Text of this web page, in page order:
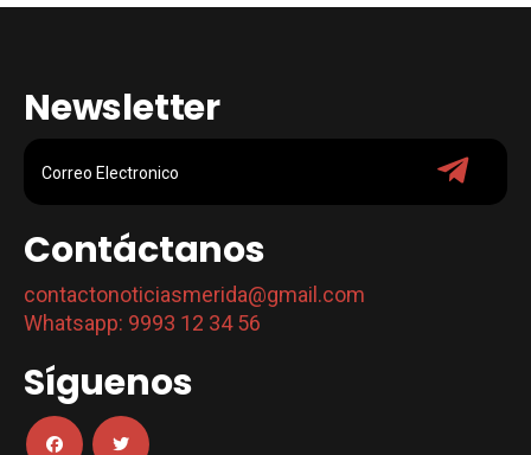
Newsletter
Contáctanos
contactonoticiasmerida@gmail.com
Whatsapp: 9993 12 34 56
Síguenos